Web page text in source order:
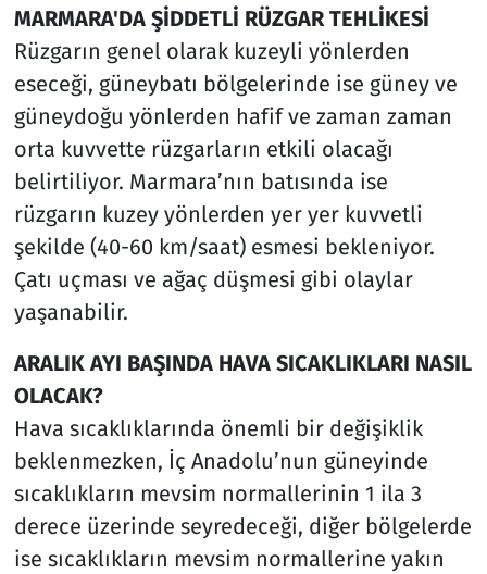
MARMARA'DA ŞİDDETLİ RÜZGAR TEHLİKESİ
Rüzgarın genel olarak kuzeyli yönlerden
eseceği, güneybatı bölgelerinde ise güney ve
güneydoğu yönlerden hafif ve zaman zaman
orta kuvvette rüzgarların etkili olacağı
belirtiliyor. Marmara’nın batısında ise
rüzgarın kuzey yönlerden yer yer kuvvetli
şekilde (40-60 km/saat) esmesi bekleniyor.
Çatı uçması ve ağaç düşmesi gibi olaylar
yaşanabilir.
ARALIK AYI BAŞINDA HAVA SICAKLIKLARI NASIL
OLACAK?
Hava sıcaklıklarında önemli bir değişiklik
beklenmezken, İç Anadolu’nun güneyinde
sıcaklıkların mevsim normallerinin 1 ila 3
derece üzerinde seyredeceği, diğer bölgelerde
ise sıcaklıkların mevsim normallerine yakın